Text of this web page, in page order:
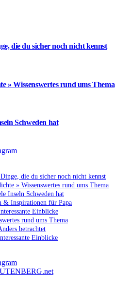
die du sicher noch nicht kennst
» Wissenswertes rund ums Thema
Schweden hat
die du sicher noch nicht kennst
» Wissenswertes rund ums Thema
Inseln Schweden hat
& Inspirationen für Papa
Einblicke
rund ums Thema
betrachtet
Einblicke